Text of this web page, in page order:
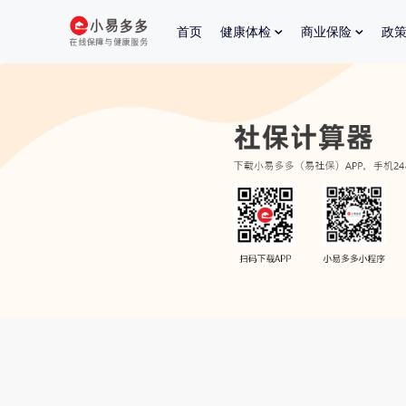
首页 健康体检 商业保险 政